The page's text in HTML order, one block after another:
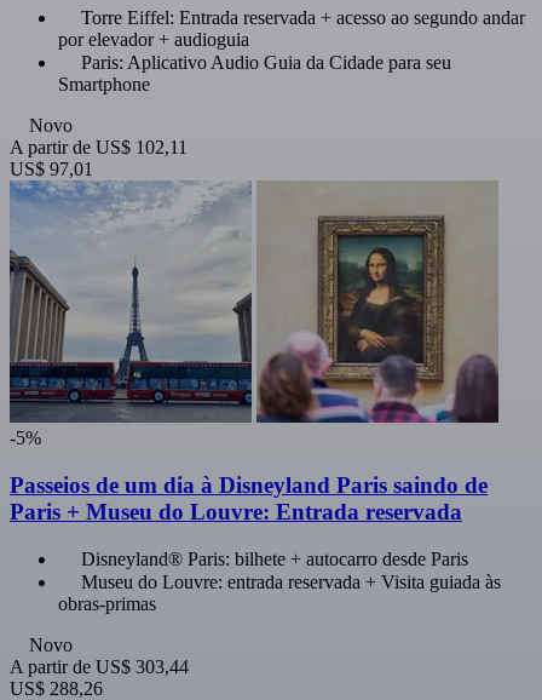
Torre Eiffel: Entrada reservada + acesso ao segundo andar
por elevador + audioguia
Paris: Aplicativo Audio Guia da Cidade para seu
Smartphone
Novo
A partir de US$ 102,11
US$ 97,01
-5%
Passeios de um dia à Disneyland Paris saindo de
Paris + Museu do Louvre: Entrada reservada
Disneyland® Paris: bilhete + autocarro desde Paris
Museu do Louvre: entrada reservada + Visita guiada às
obras-primas
Novo
A partir de US$ 303,44
US$ 288,26